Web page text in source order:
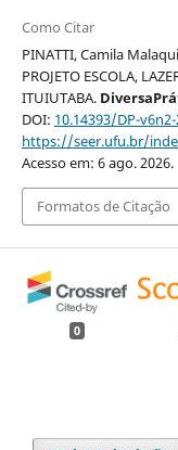
Como Citar
PINATTI, Camila
PROJETO ESCOLA,
ITUIUTABA.
DOI: 10.14393/DP-
https://seer.ufu.br/
Acesso em: 6 ago. 2026.
Formatos de Citação
0